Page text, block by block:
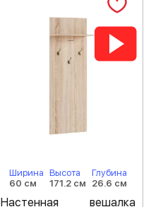
Ширина
60 см
Высота
171.2 см
Глубина
26.6 см
Настенная вешалка